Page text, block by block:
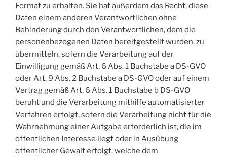
Format zu erhalten. Sie hat außerdem das Recht, diese
Daten einem anderen Verantwortlichen ohne
Behinderung durch den Verantwortlichen, dem die
personenbezogenen Daten bereitgestellt wurden, zu
übermitteln, sofern die Verarbeitung auf der
Einwilligung gemäß Art. 6 Abs. 1 Buchstabe a DS-GVO
oder Art. 9 Abs. 2 Buchstabe a DS-GVO oder auf einem
Vertrag gemäß Art. 6 Abs. 1 Buchstabe b DS-GVO
beruht und die Verarbeitung mithilfe automatisierter
Verfahren erfolgt, sofern die Verarbeitung nicht für die
Wahrnehmung einer Aufgabe erforderlich ist, die im
öffentlichen Interesse liegt oder in Ausübung
öffentlicher Gewalt erfolgt, welche dem